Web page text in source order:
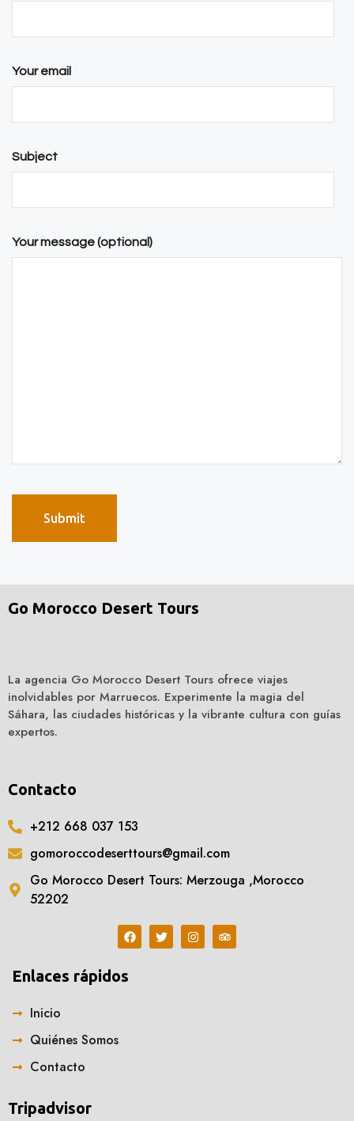
Your email
Subject
Your message (optional)
Go Morocco Desert Tours
La agencia Go Morocco Desert Tours ofrece viajes
inolvidables por Marruecos. Experimente la magia del
Sáhara, las ciudades históricas y la vibrante cultura con guías
expertos.
Contacto
+212 668 037 153
gomoroccodeserttours@gmail.com
Go Morocco Desert Tours: Merzouga ,Morocco
52202
Enlaces rápidos
Inicio
Quiénes Somos
Contacto
Tripadvisor